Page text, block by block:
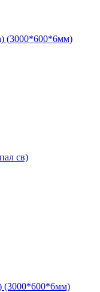
(3000*600*6мм)
св)
(3000*600*6мм)